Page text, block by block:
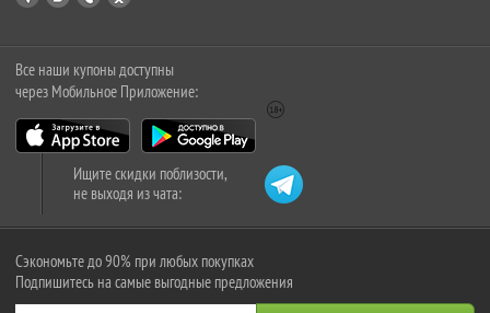
Все наши купоны доступны
через Мобильное Приложение:
Ищите скидки поблизости,
не выходя из чата:
Сэкономьте до 90% при любых покупках
Подпишитесь на самые выгодные предложения